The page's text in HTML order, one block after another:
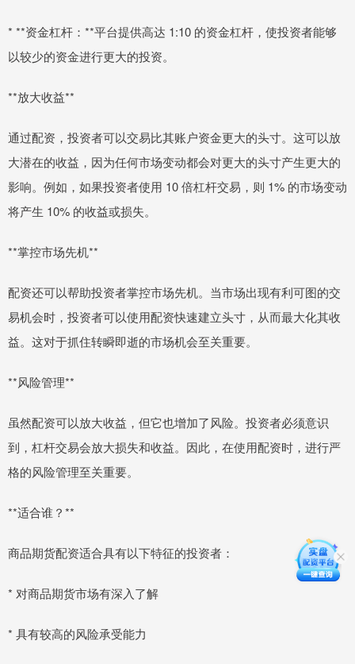
* **资金杠杆：**平台提供高达 1:10 的资金杠杆，使投资者能够
以较少的资金进行更大的投资。
**放大收益**
通过配资，投资者可以交易比其账户资金更大的头寸。这可以放
大潜在的收益，因为任何市场变动都会对更大的头寸产生更大的
影响。例如，如果投资者使用 10 倍杠杆交易，则 1% 的市场变动
将产生 10% 的收益或损失。
**掌控市场先机**
配资还可以帮助投资者掌控市场先机。当市场出现有利可图的交
易机会时，投资者可以使用配资快速建立头寸，从而最大化其收
益。这对于抓住转瞬即逝的市场机会至关重要。
**风险管理**
虽然配资可以放大收益，但它也增加了风险。投资者必须意识
到，杠杆交易会放大损失和收益。因此，在使用配资时，进行严
格的风险管理至关重要。
**适合谁？**
商品期货配资适合具有以下特征的投资者：
* 对商品期货市场有深入了解
* 具有较高的风险承受能力